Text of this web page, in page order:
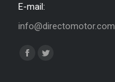
E-mail:
info@directomotor.com
Find us on:
Facebook
Twitter